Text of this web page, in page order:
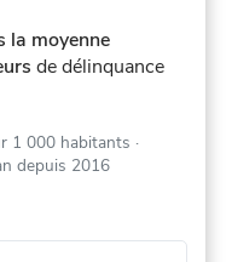
la moyenne
de délinquance
1 000 habitants ·
depuis 2016